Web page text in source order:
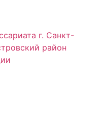
г. Санкт-
район